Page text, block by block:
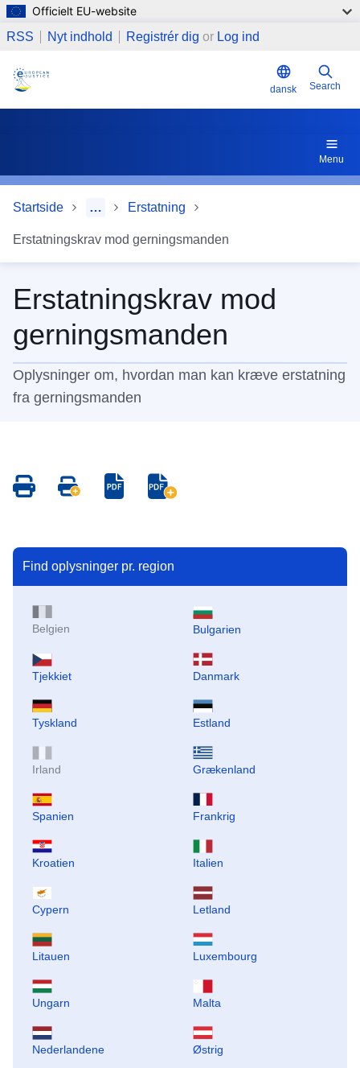
Gå til hovedindhold
Officielt EU-website
RSS
Nyt indhold Registrér dig or Log ind
dansk Search
Menu
Startside … Erstatning
Erstatningskrav mod gerningsmanden
Erstatningskrav mod
gerningsmanden
Oplysninger om, hvordan man kan kræve erstatning
fra gerningsmanden
Save
as
Save
all
Save
as
Save
all
Find oplysninger pr. region
Belgien Bulgarien
Tjekkiet Danmark
Tyskland Estland
Irland Grækenland
Spanien Frankrig
Kroatien Italien
Cypern Letland
Litauen Luxembourg
Ungarn Malta
Nederlandene Østrig